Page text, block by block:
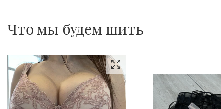
Что мы будем шить